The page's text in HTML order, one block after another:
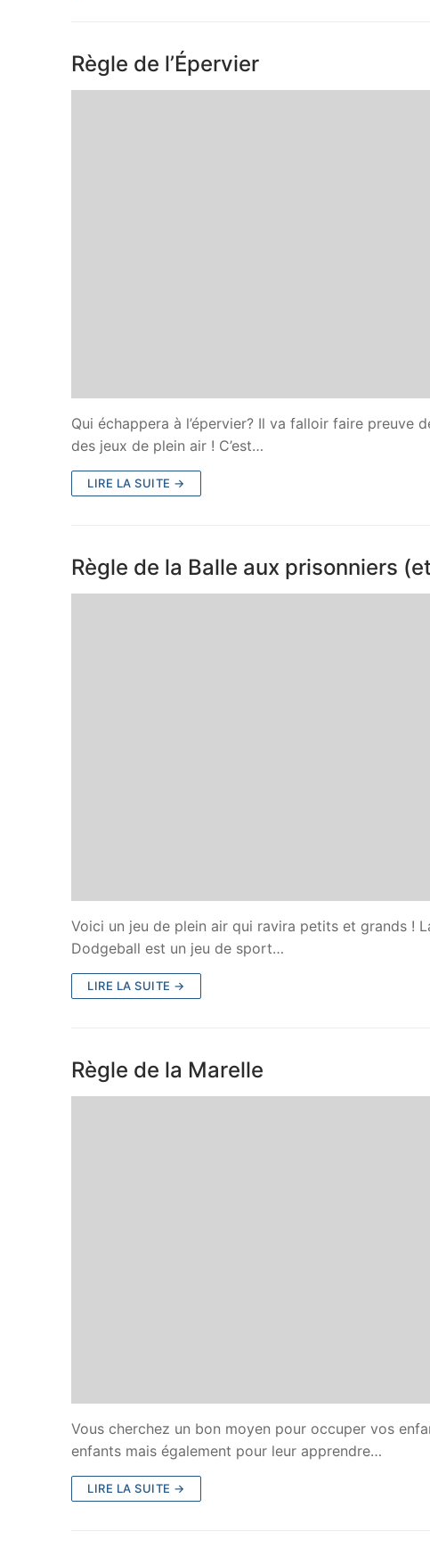
Règle de l’Épervier
Qui échappera à l’épervier? Il va falloir faire preuve
des jeux de plein air ! C’est…
LIRE LA SUITE →
Règle de la Balle aux prisonniers
Voici un jeu de plein air qui ravira petits et grands !
Dodgeball est un jeu de sport…
LIRE LA SUITE →
Règle de la Marelle
Vous cherchez un bon moyen pour occuper vos
enfants mais également pour leur apprendre…
LIRE LA SUITE →